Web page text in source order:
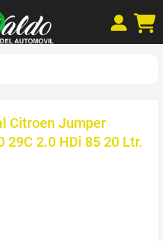
Citroen Jumper
29C 2.0 HDi 85 20 Ltr.